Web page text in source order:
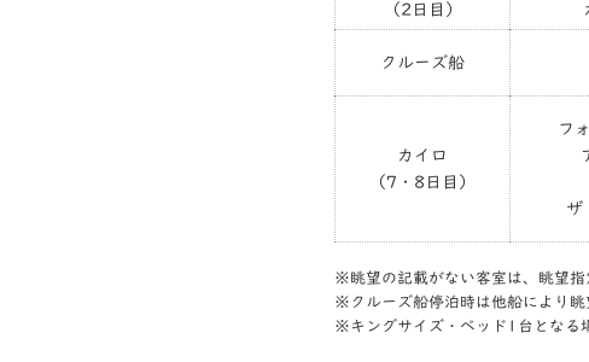
（2日目）
クルーズ船
カイロ
（7・8日目）
フ
ザ
※眺望の記載がない客室は、眺望指
※クルーズ船停泊時は他船により眺
※キングサイズ・ベッド1台となる